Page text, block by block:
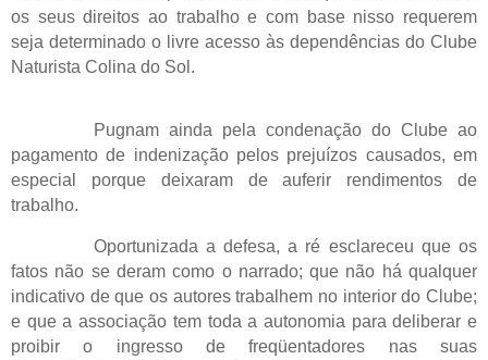
os seus direitos ao trabalho e com base nisso requerem
seja determinado o livre acesso às dependências do Clube
Naturista Colina do Sol.
Pugnam ainda pela condenação do Clube ao
pagamento de indenização pelos prejuízos causados, em
especial porque deixaram de auferir rendimentos de
trabalho.
Oportunizada a defesa, a ré esclareceu que os
fatos não se deram como o narrado; que não há qualquer
indicativo de que os autores trabalhem no interior do Clube;
e que a associação tem toda a autonomia para deliberar e
proibir o ingresso de freqüentadores nas suas